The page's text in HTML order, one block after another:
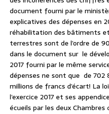
document fourni par le
explicatives des dépenses en
réhabilitation des bâtiments et
terrestres sont de l’ordre de
dans le document sur le
2017 fourni par le même
dépenses ne sont que de 702
millions de francs d’écart! La
l’exercice 2017 et ses
écueils par les deux Chambres